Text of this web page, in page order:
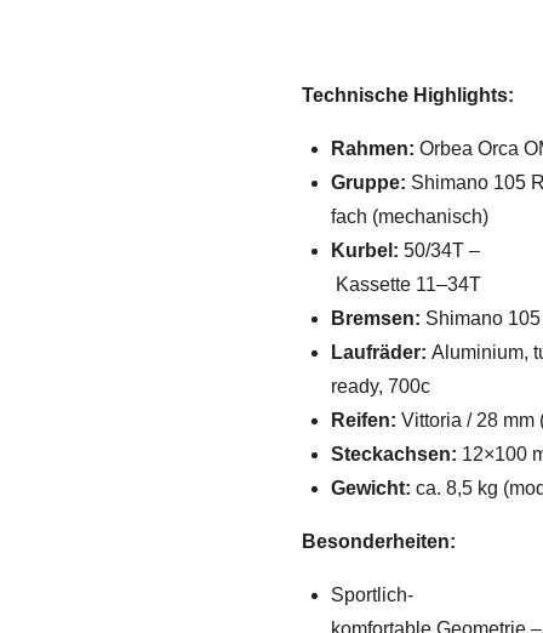
Technische Highlights:
Rahmen: Orbea Orca
Gruppe: Shimano 105
fach (mechanisch)
Kurbel: 50/34T –
Kassette 11–34T
Bremsen: Shimano
Laufräder: Aluminium,
ready, 700c
Reifen: Vittoria / 28 mm
Steckachsen: 12×100
Gewicht: ca. 8,5 kg
Besonderheiten:
Sportlich-
komfortable Geometrie –